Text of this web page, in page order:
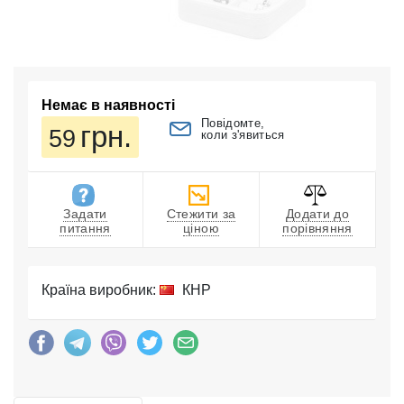
Немає в наявності
59 грн.
Повідомте,
коли з'явиться
Задати
питання
Стежити за
ціною
Додати до
порівняння
Країна виробник: КНР